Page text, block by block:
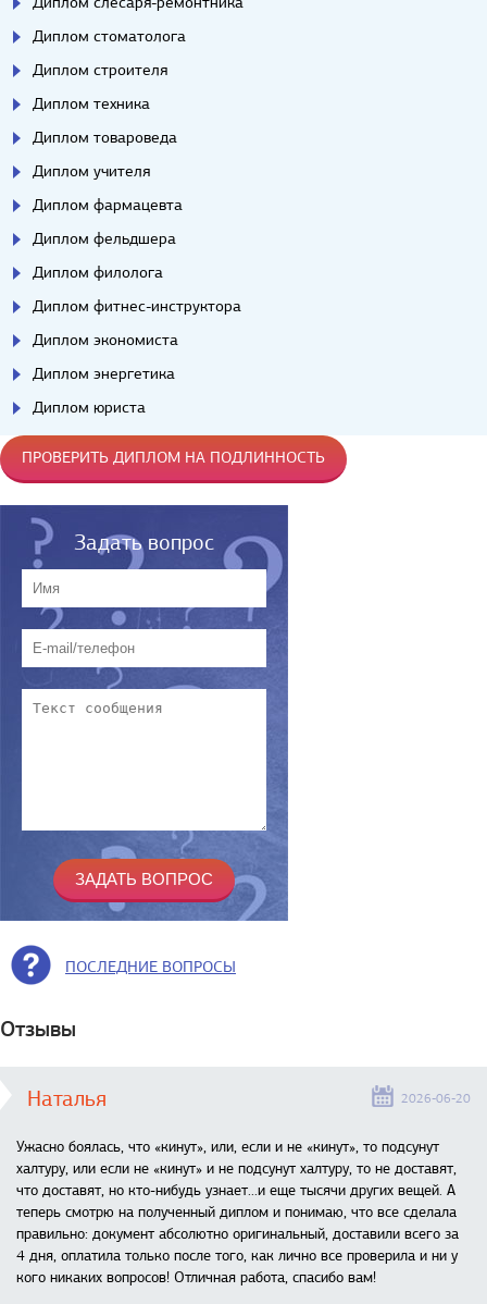
Диплом стоматолога
Диплом строителя
Диплом техника
Диплом товароведа
Диплом учителя
Диплом фармацевта
Диплом фельдшера
Диплом филолога
Диплом фитнес-инструктора
Диплом экономиста
Диплом энергетика
Диплом юриста
ПРОВЕРИТЬ ДИПЛОМ НА ПОДЛИННОСТЬ
Задать вопрос
ПОСЛЕДНИЕ ВОПРОСЫ
Отзывы
Наталья 2026-06-20
Ужасно боялась, что «кинут», или, если и не «кинут», то подсунут
халтуру, или если не «кинут» и не подсунут халтуру, то не доставят,
что доставят, но кто-нибудь узнает...и еще тысячи других вещей. А
теперь смотрю на полученный диплом и понимаю, что все сделала
правильно: документ абсолютно оригинальный, доставили всего за
4 дня, оплатила только после того, как лично все проверила и ни у
кого никаких вопросов! Отличная работа, спасибо вам!